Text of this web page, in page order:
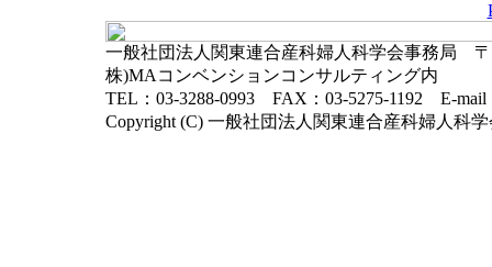
一般社団法人関東連合産科婦人科学会事務局 〒
株)MAコンベンションコンサルティング内
TEL：03-3288-0993 FAX：03-5275-1192 E-mail
Copyright (C) 一般社団法人関東連合産科婦人科